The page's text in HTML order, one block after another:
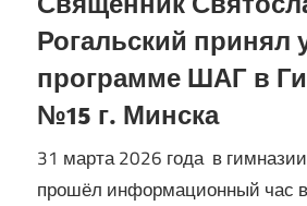
Рогальский принял
программе ШАГ в
№15 г. Минска
31 марта 2026 года в
прошёл информационный час